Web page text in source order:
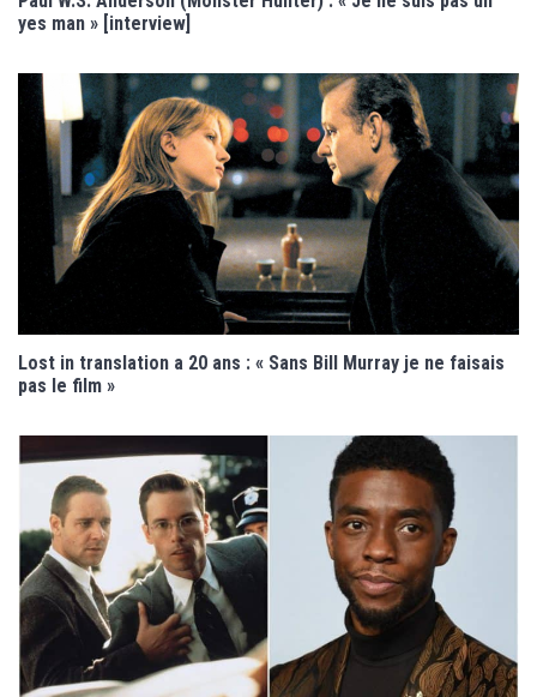
yes man » [interview]
Lost in translation a 20 ans : « Sans Bill Murray je ne faisais
pas le film »